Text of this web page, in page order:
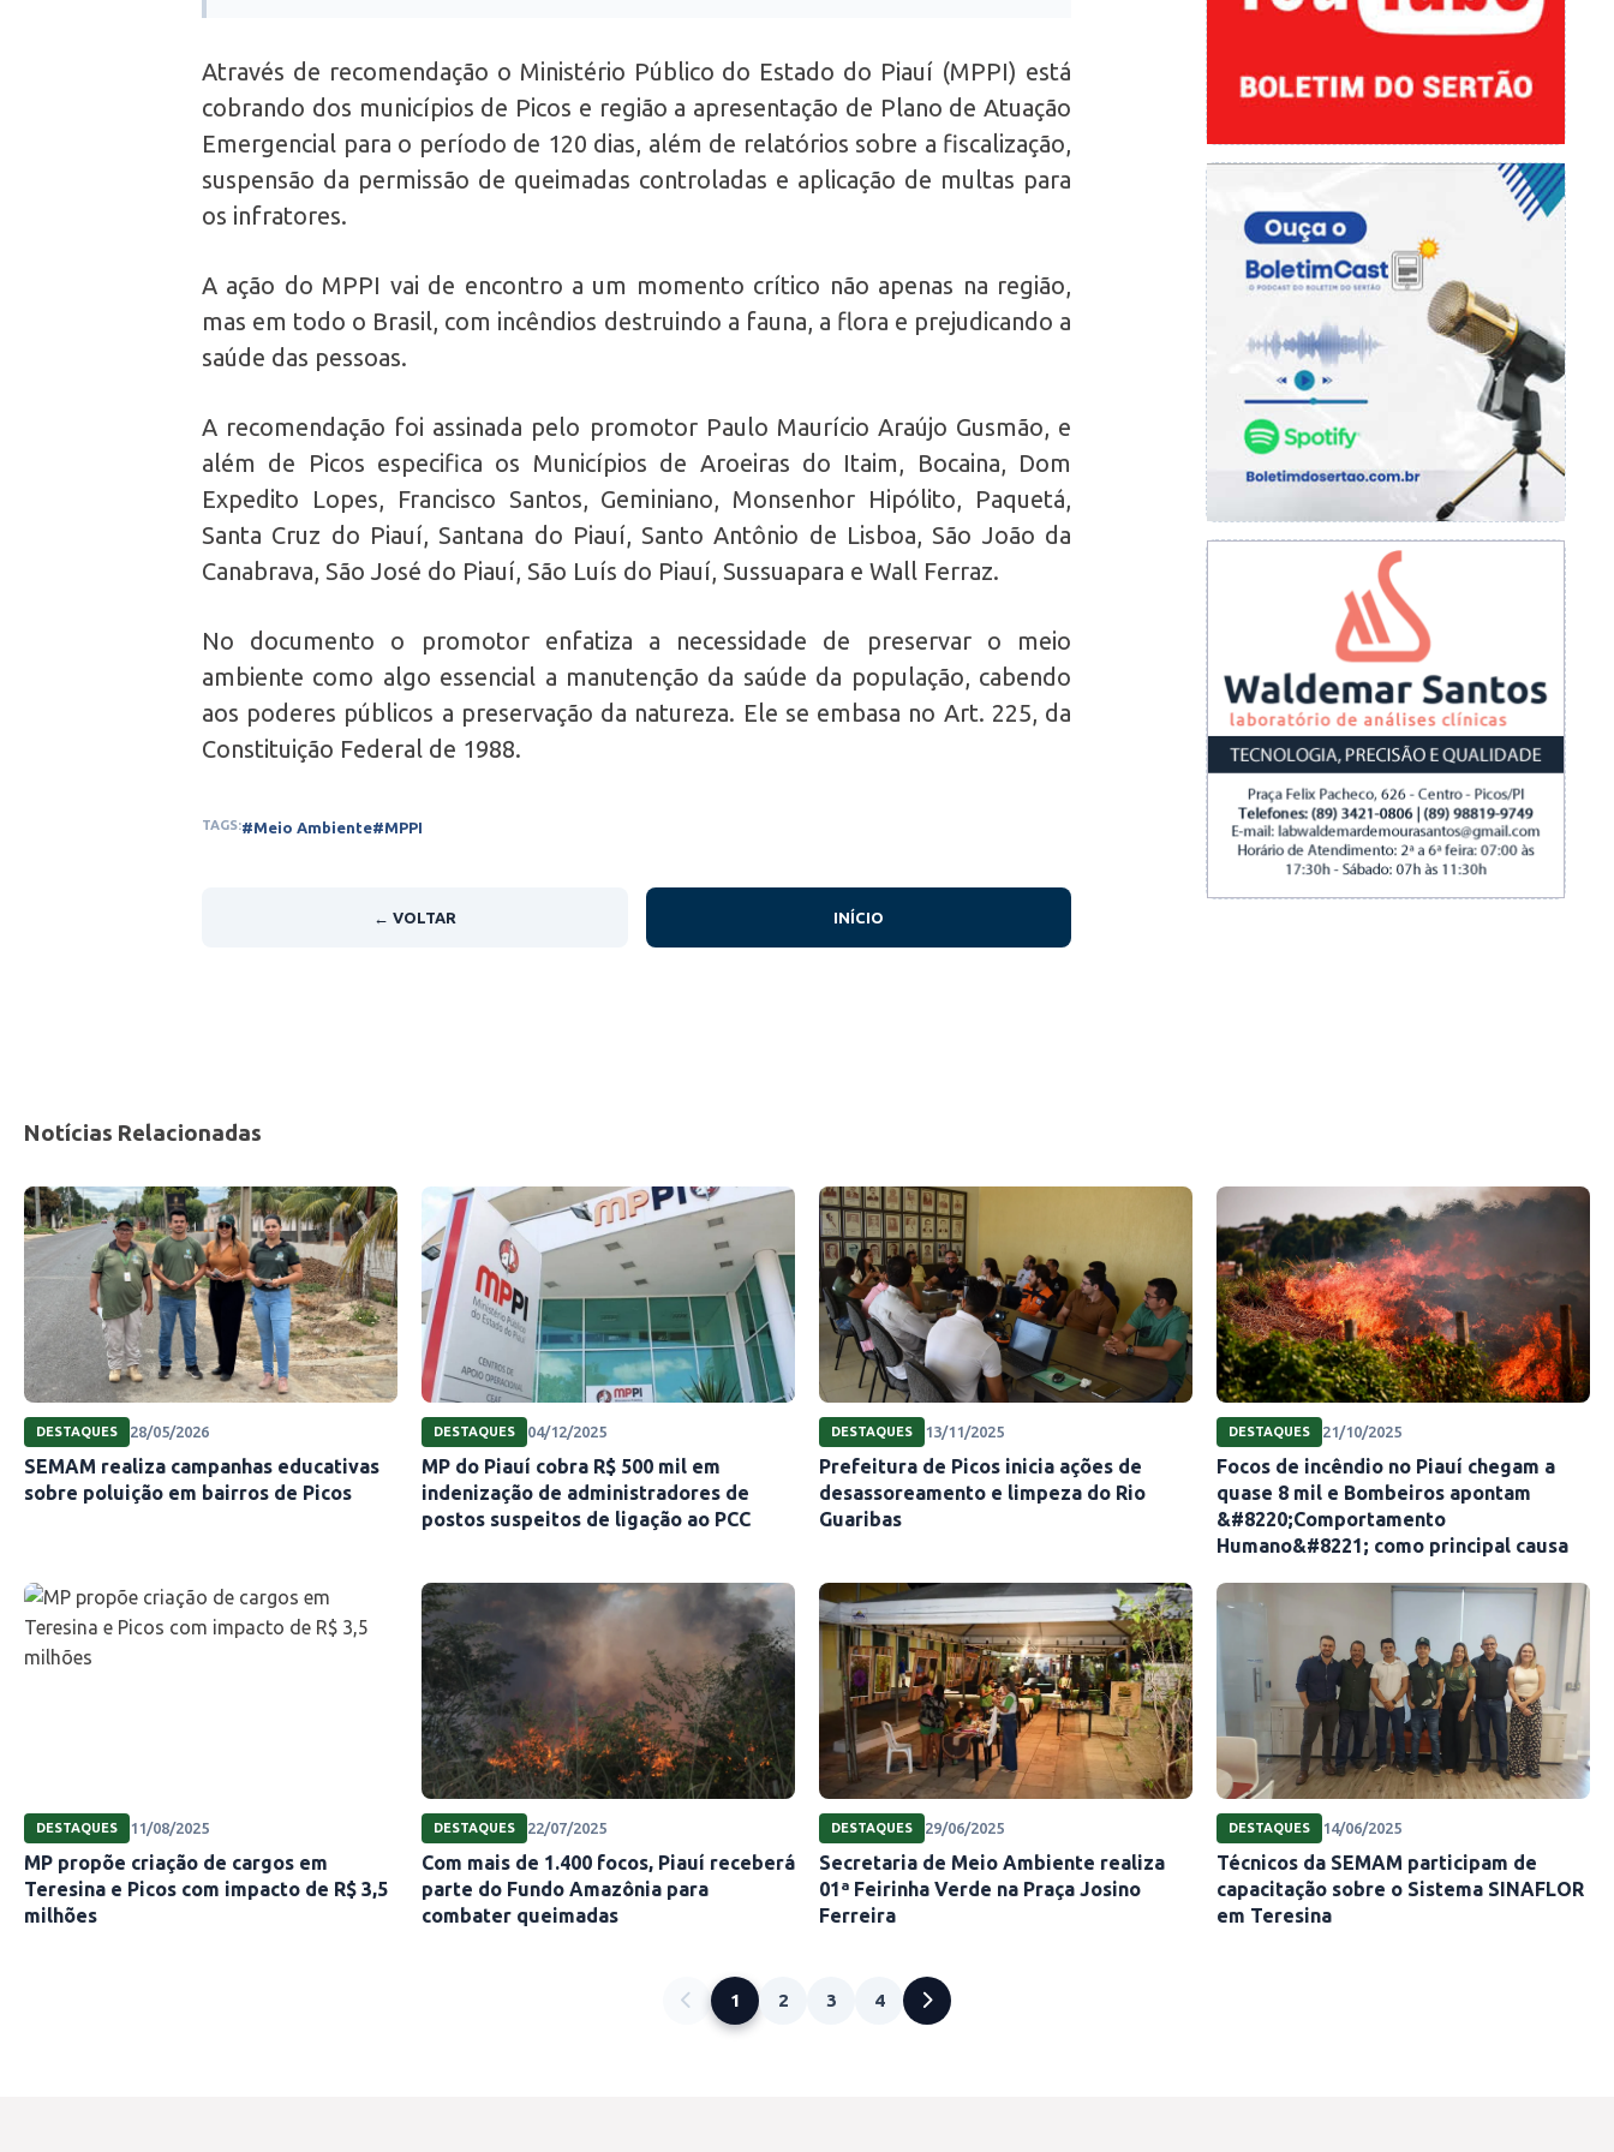
Através de recomendação o Ministério Público do Estado do Piauí (MPPI) está
cobrando dos municípios de Picos e região a apresentação de Plano de Atuação
Emergencial para o período de 120 dias, além de relatórios sobre a fiscalização,
suspensão da permissão de queimadas controladas e aplicação de multas para
os infratores.
A ação do MPPI vai de encontro a um momento crítico não apenas na região,
mas em todo o Brasil, com incêndios destruindo a fauna, a flora e prejudicando a
saúde das pessoas.
A recomendação foi assinada pelo promotor Paulo Maurício Araújo Gusmão, e
além de Picos especifica os Municípios de Aroeiras do Itaim, Bocaina, Dom
Expedito Lopes, Francisco Santos, Geminiano, Monsenhor Hipólito, Paquetá,
Santa Cruz do Piauí, Santana do Piauí, Santo Antônio de Lisboa, São João da
Canabrava, São José do Piauí, São Luís do Piauí, Sussuapara e Wall Ferraz.
No documento o promotor enfatiza a necessidade de preservar o meio
ambiente como algo essencial a manutenção da saúde da população, cabendo
aos poderes públicos a preservação da natureza. Ele se embasa no Art. 225, da
Constituição Federal de 1988.
TAGS:#Meio Ambiente#MPPI
← VOLTAR INÍCIO
Notícias Relacionadas
DESTAQUES 28/05/2026
SEMAM realiza campanhas educativas
sobre poluição em bairros de Picos
DESTAQUES 04/12/2025
MP do Piauí cobra R$ 500 mil em
indenização de administradores de
postos suspeitos de ligação ao PCC
DESTAQUES 13/11/2025
Prefeitura de Picos inicia ações de
desassoreamento e limpeza do Rio
Guaribas
DESTAQUES 21/10/2025
Focos de incêndio no Piauí chegam a
quase 8 mil e Bombeiros apontam
&#8220;Comportamento
Humano&#8221; como principal causa
DESTAQUES 11/08/2025
MP propõe criação de cargos em
Teresina e Picos com impacto de R$ 3,5
milhões
DESTAQUES 22/07/2025
Com mais de 1.400 focos, Piauí receberá
parte do Fundo Amazônia para
combater queimadas
DESTAQUES 29/06/2025
Secretaria de Meio Ambiente realiza
01ª Feirinha Verde na Praça Josino
Ferreira
DESTAQUES 14/06/2025
Técnicos da SEMAM participam de
capacitação sobre o Sistema SINAFLOR
em Teresina
1 2 3 4